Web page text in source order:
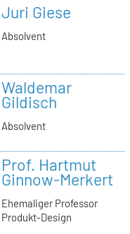
Juri Giese
Absolvent
Waldemar
Gildisch
Absolvent
Prof. Hartmut
Ginnow-Merkert
Ehemaliger Professor
Produkt-Design